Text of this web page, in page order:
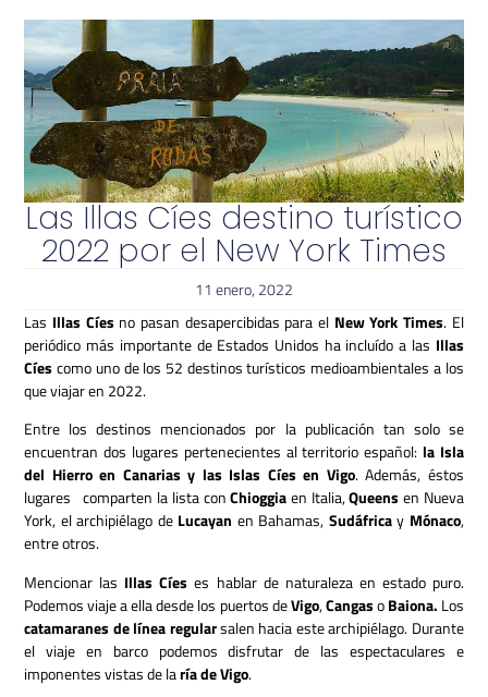
Las Illas Cíes destino turístico
2022 por el New York Times
11 enero, 2022
Las Illas Cíes no pasan desapercibidas para el New York Times. El
periódico más importante de Estados Unidos ha incluído a las Illas
Cíes como uno de los 52 destinos turísticos medioambientales a los
que viajar en 2022.
Entre los destinos mencionados por la publicación tan solo se
encuentran dos lugares pertenecientes al territorio español: la Isla
del Hierro en Canarias y las Islas Cíes en Vigo. Además, éstos
lugares comparten la lista conChioggiaen Italia,Queens en Nueva
York, el archipiélago de Lucayan en Bahamas, Sudáfricay Mónaco,
entre otros.
Mencionar las Illas Cíes es hablar de naturaleza en estado puro.
Podemos viaje a ella desde los puertos deVigo,CangasoBaiona. Los
catamaranes de línea regularsalen hacia este archipiélago. Durante
el viaje en barco podemos disfrutar de las espectaculares e
imponentes vistas de laría de Vigo.